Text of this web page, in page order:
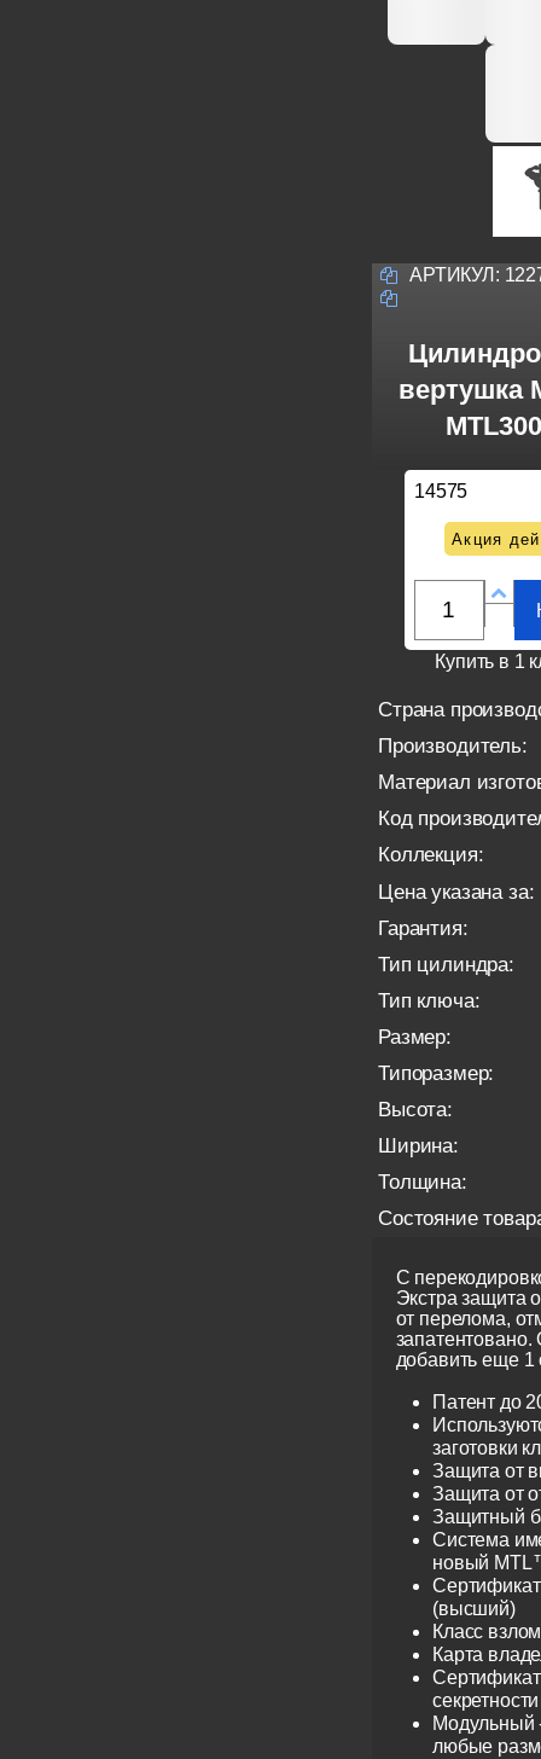
АРТИКУЛ:
вертушка
14575
Акция
Купить в 1
Страна
Производитель:
Материал
Код
Коллекция:
Цена указана за:
Гарантия:
Тип цилиндра:
Тип ключа:
Размер:
Типоразмер:
Высота:
Ширина:
Толщина:
Состояние
С
Экстра защита
от перелома,
добавить еще 1
Патент до
заготовки
Защита от
Защита от
Защитный
Система
новый
(высший)
Класс
Карта
Модульный
любые